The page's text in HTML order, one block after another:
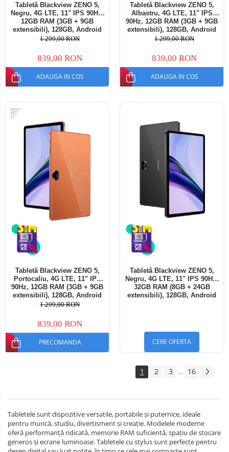
Tabletă Blackview ZENO 5,
Negru, 4G LTE, 11" IPS 90Hz,
12GB RAM (3GB + 9GB
extensibili), 128GB, Android
16, Unisoc T7250, 8300mAh,
SIM
1.299,00 RON
839,00 RON
ADAUGA IN COS
Tabletă Blackview ZENO 5,
Albastru, 4G LTE, 11" IPS
90Hz, 12GB RAM (3GB + 9GB
extensibili), 128GB, Android
16, Unisoc T7250, 8300mAh,
SIM
1.299,00 RON
839,00 RON
ADAUGA IN COS
-35%
Tabletă Blackview ZENO 5,
Portocaliu, 4G LTE, 11" IPS
90Hz, 12GB RAM (3GB + 9GB
extensibili), 128GB, Android
16, Unisoc T7250, 8300mAh,
SIM
1.299,00 RON
839,00 RON
PRECOMANDA
Tabletă Blackview ZENO 5,
Negru, 4G LTE, 11" IPS 90Hz,
32GB RAM (8GB + 24GB
extensibili), 128GB, Android
CERE OFERTA
1 2 3 ... 16
Tabletele sunt dispozitive versatile, portabile și puternice, ideale
pentru muncă, studiu, divertisment și creație. Modelele moderne
oferă performanță ridicată, memorie RAM suficientă, spațiu de stocare
generos și ecrane luminoase. Tabletele cu stylus sunt perfecte pentru